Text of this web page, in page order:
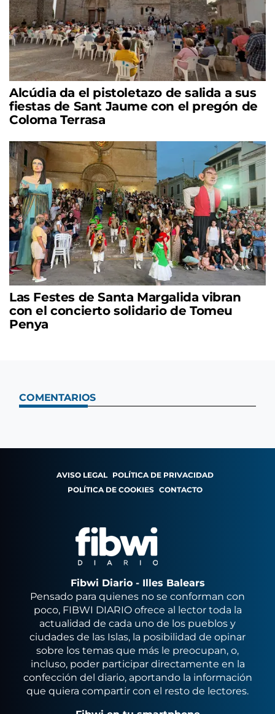
Alcúdia da el pistoletazo de salida a sus
fiestas de Sant Jaume con el pregón de
Coloma Terrasa
Las Festes de Santa Margalida vibran
con el concierto solidario de Tomeu
Penya
COMENTARIOS
AVISO LEGAL POLÍTICA DE PRIVACIDAD
POLÍTICA DE COOKIES CONTACTO
Fibwi Diario - Illes Balears
Pensado para quienes no se conforman con
poco, FIBWI DIARIO ofrece al lector toda la
actualidad de cada uno de los pueblos y
ciudades de las Islas, la posibilidad de opinar
sobre los temas que más le preocupan, o,
incluso, poder participar directamente en la
confección del diario, aportando la información
que quiera compartir con el resto de lectores.